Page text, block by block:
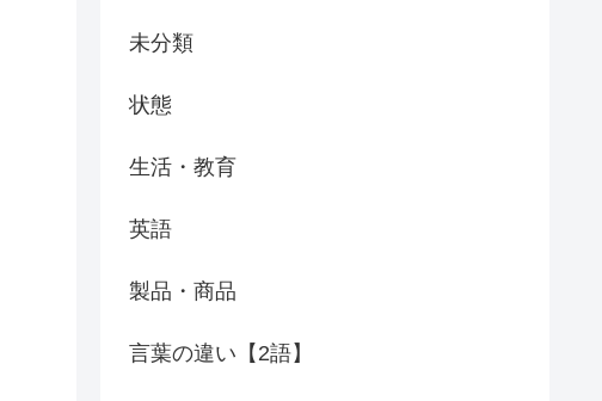
未分類
状態
生活・教育
英語
製品・商品
言葉の違い【2語】